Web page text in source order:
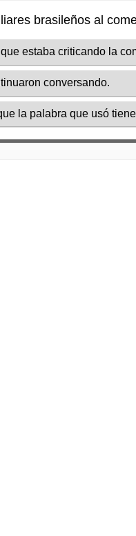
brasileños al
estaba criticando la
conversando.
la palabra que usó